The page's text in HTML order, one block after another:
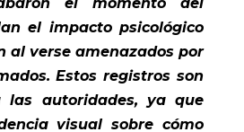
el impacto psicológico
al verse amenazados por
Estos registros son
las autoridades, ya que
visual sobre cómo